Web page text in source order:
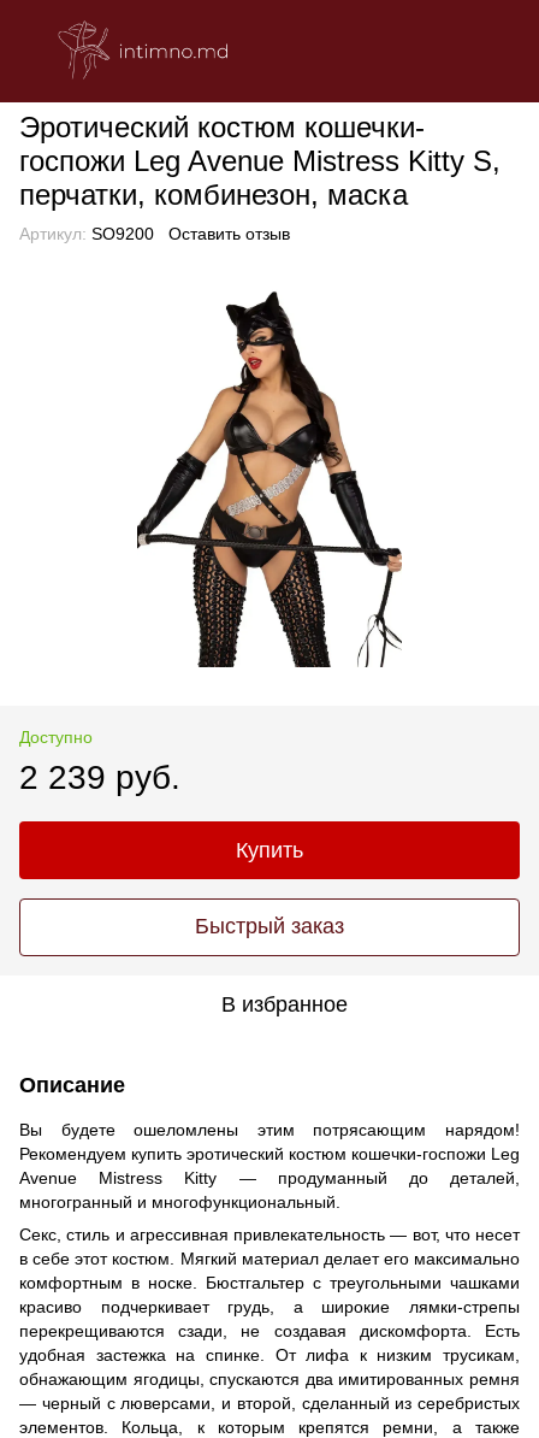
Эротический костюм кошечки-
госпожи Leg Avenue Mistress Kitty S,
перчатки, комбинезон, маска
Артикул: SO9200 Оставить отзыв
Доступно
2 239 руб.
Купить
Быстрый заказ
В избранное
Описание
Вы будете ошеломлены этим потрясающим нарядом!
Рекомендуем купить эротический костюм кошечки-госпожи Leg
Avenue Mistress Kitty — продуманный до деталей,
многогранный и многофункциональный.
Секс, стиль и агрессивная привлекательность — вот, что несет
в себе этот костюм. Мягкий материал делает его максимально
комфортным в носке. Бюстгальтер с треугольными чашками
красиво подчеркивает грудь, а широкие лямки-стрепы
перекрещиваются сзади, не создавая дискомфорта. Есть
удобная застежка на спинке. От лифа к низким трусикам,
обнажающим ягодицы, спускаются два имитированных ремня
— черный с люверсами, и второй, сделанный из серебристых
элементов. Кольца, к которым крепятся ремни, а также